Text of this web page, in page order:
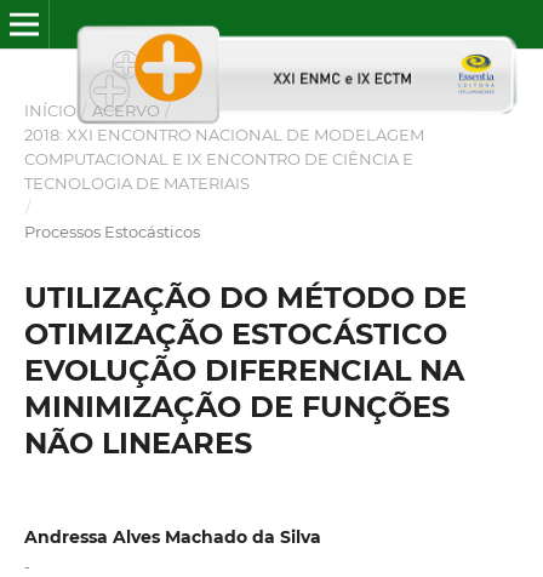
INÍCIO / ACERVO /
2018: XXI ENCONTRO NACIONAL DE MODELAGEM
COMPUTACIONAL E IX ENCONTRO DE CIÊNCIA E
TECNOLOGIA DE MATERIAIS
/
Processos Estocásticos
UTILIZAÇÃO DO MÉTODO DE
OTIMIZAÇÃO ESTOCÁSTICO
EVOLUÇÃO DIFERENCIAL NA
MINIMIZAÇÃO DE FUNÇÕES
NÃO LINEARES
Andressa Alves Machado da Silva
-